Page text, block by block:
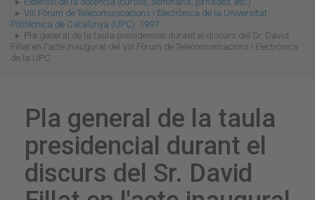
VIII Fòrum de Telecomunicacions i Electrònica de la Universitat
Politècnica de Catalunya (UPC). 1997
Pla general de la taula presidencial durant el discurs del Sr. David
Fillat en l'acte inaugural del VIII Fòrum de Telecomunicacions i Electrònica
de la UPC
Pla general de la taula
presidencial durant el
discurs del Sr. David